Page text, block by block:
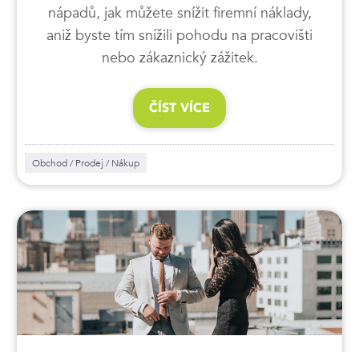
nápadů, jak můžete snížit firemní náklady,
aniž byste tím snížili pohodu na pracovišti
nebo zákaznický zážitek.
ČÍST VÍCE
Obchod / Prodej / Nákup